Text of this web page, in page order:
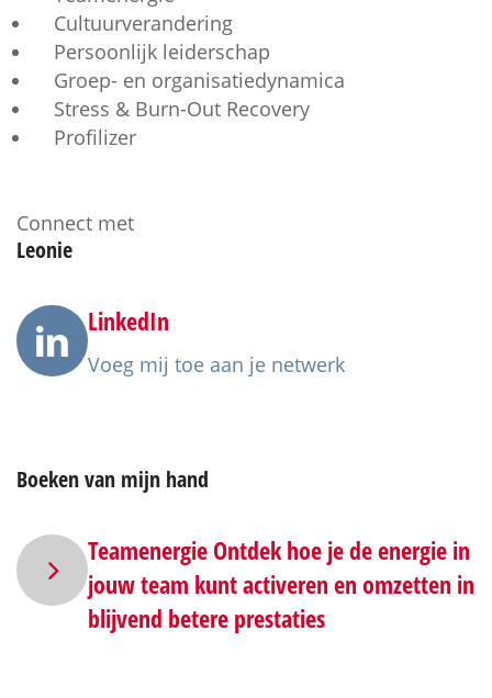
Cultuurverandering
Persoonlijk leiderschap
Groep- en organisatiedynamica
Stress & Burn-Out Recovery
Profilizer
Connect met
Leonie
LinkedIn
Voeg mij toe aan je netwerk
Boekenvan mijn hand
Teamenergie Ontdek hoe je de energie in
jouw team kunt activeren en omzetten in
blijvend betere prestaties